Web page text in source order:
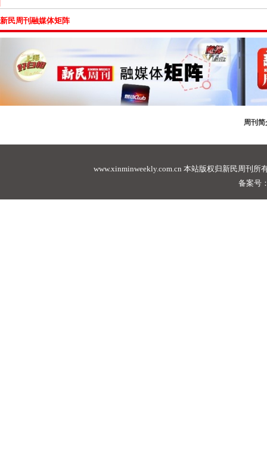
新民周刊融媒体矩阵
周刊简
www.xinminweekly.com.cn 本站版权归新民周刊所
备案号